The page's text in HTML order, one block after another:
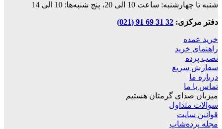
شنبه تا چهارشنبه: ساعت 10 الی 20، پنج شنبه‌ها: 10 الی 14
دفتر مرکزی:32 31 69 91 (021)
خرید عمده
راهنمای خرید
نصب پرده
سفارش سریع
درباره ما
تماس با ما
میزبان صدای گرمتان هستیم
سوالات متداول
قوانین‌ سایت
مجله پرده‌شاپ